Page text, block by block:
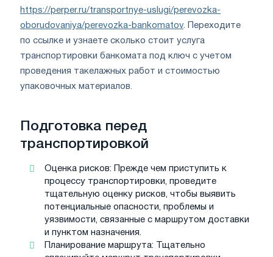
https://perper.ru/transportnye-uslugi/perevozka-
oborudovaniya/perevozka-bankomatov. Переходите
по ссылке и узнаете сколько стоит услуга
транспортировки банкомата под ключ с учетом
проведения такелажных работ и стоимостью
упаковочных материалов.
Подготовка перед
транспортировкой
Оценка рисков: Прежде чем приступить к
процессу транспортировки, проведите
тщательную оценку рисков, чтобы выявить
потенциальные опасности, проблемы и
уязвимости, связанные с маршрутом доставки
и пунктом назначения.
Планирование маршрута: Тщательно